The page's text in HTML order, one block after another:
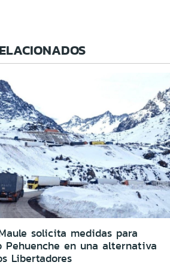
solicita medidas para
Pehuenche en una alternativa
Libertadores